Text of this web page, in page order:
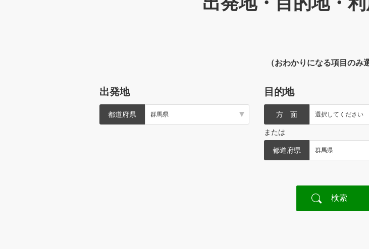
（おわかりになる項目のみ
出発地
都道府県
目的地
方 面
または
都道府県